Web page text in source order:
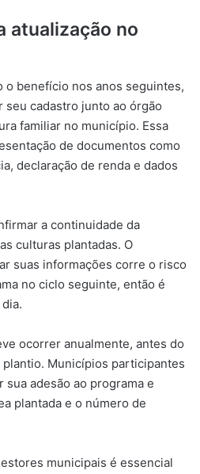
atualização no
o benefício nos anos seguintes,
cadastro junto ao órgão
familiar no município. Essa
de documentos como
declaração de renda e dados
a continuidade da
culturas plantadas. O
suas informações corre o risco
no ciclo seguinte, então é
ocorrer anualmente, antes do
Municípios participantes
adesão ao programa e
plantada e o número de
municipais é essencial